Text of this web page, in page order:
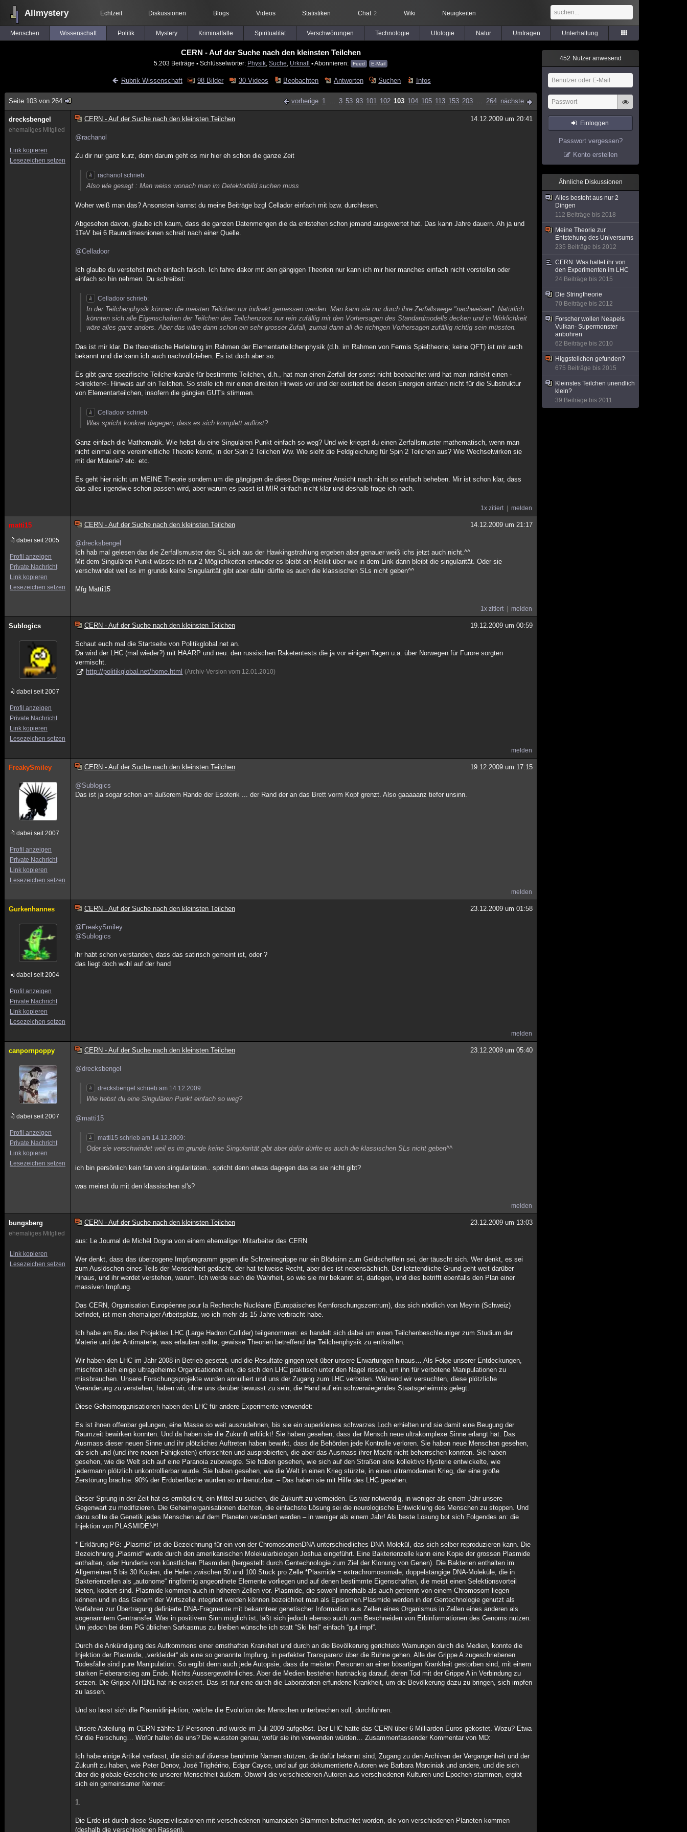
Allmystery Echtzeit Diskussionen Blogs Videos Statistiken Chat 2 Wiki Neuigkeiten
Menschen Wissenschaft Politik Mystery Kriminalfälle Spiritualität Verschwörungen Technologie Ufologie Natur Umfragen Unterhaltung
CERN - Auf der Suche nach den kleinsten Teilchen
5.203 Beiträge ▪ Schlüsselwörter: Physik Suche Urknall ▪ Abonnieren: Feed E-Mail
Rubrik Wissenschaft 98 Bilder 30 Videos Beobachten Antworten Suchen Infos
Seite 103 von 264 vorherige 1 ... 3 53 93 101 102 103 104 105 113 153 203 ... 264 nächste
drecksbengel
ehemaliges Mitglied
Link kopieren
Lesezeichen setzen
CERN - Auf der Suche nach den kleinsten Teilchen 14.12.2009 um 20:41
@rachanol
Zu dir nur ganz kurz, denn darum geht es mir hier eh schon die ganze Zeit
rachanol schrieb:
Also wie gesagt : Man weiss wonach man im Detektorbild suchen muss
Woher weiß man das? Ansonsten kannst du meine Beiträge bzgl Cellador einfach mit bzw. durchlesen.
Abgesehen davon, glaube ich kaum, dass die ganzen Datenmengen die da entstehen schon jemand ausgewertet hat. Das kann Jahre dauern. Ah ja und
1TeV bei 6 Raumdimesnionen schreit nach einer Quelle.
@Celladoor
Ich glaube du verstehst mich einfach falsch. Ich fahre dakor mit den gängigen Theorien nur kann ich mir hier manches einfach nicht vorstellen oder
einfach so hin nehmen. Du schreibst:
Celladoor schrieb:
In der Teilchenphysik können die meisten Teilchen nur indirekt gemessen werden. Man kann sie nur durch ihre Zerfallswege "nachweisen". Natürlich
könnten sich alle Eigenschaften der Teilchen des Teilchenzoos nur rein zufällig mit den Vorhersagen des Standardmodells decken und in Wirklichkeit
wäre alles ganz anders. Aber das wäre dann schon ein sehr grosser Zufall, zumal dann all die richtigen Vorhersagen zufällig richtig sein müssten.
Das ist mir klar. Die theoretische Herleitung im Rahmen der Elementarteilchenphysik (d.h. im Rahmen von Fermis Spieltheorie; keine QFT) ist mir auch
bekannt und die kann ich auch nachvollziehen. Es ist doch aber so:
Es gibt ganz spezifische Teilchenkanäle für bestimmte Teilchen, d.h., hat man einen Zerfall der sonst nicht beobachtet wird hat man indirekt einen -
>direkten<- Hinweis auf ein Teilchen. So stelle ich mir einen direkten Hinweis vor und der existiert bei diesen Energien einfach nicht für die Substruktur
von Elementarteilchen, insofern die gängien GUT's stimmen.
Celladoor schrieb:
Was spricht konkret dagegen, dass es sich komplett auflöst?
Ganz einfach die Mathematik. Wie hebst du eine Singulären Punkt einfach so weg? Und wie kriegst du einen Zerfallsmuster mathematisch, wenn man
nicht einmal eine vereinheitliche Theorie kennt, in der Spin 2 Teilchen Ww. Wie sieht die Feldgleichung für Spin 2 Teilchen aus? Wie Wechselwirken sie
mit der Materie? etc. etc.
Es geht hier nicht um MEINE Theorie sondern um die gängigen die diese Dinge meiner Ansicht nach nicht so einfach beheben. Mir ist schon klar, dass
das alles irgendwie schon passen wird, aber warum es passt ist MIR einfach nicht klar und deshalb frage ich nach.
1x zitiert melden
matti15
dabei seit 2005
Profil anzeigen
Private Nachricht
Link kopieren
Lesezeichen setzen
CERN - Auf der Suche nach den kleinsten Teilchen 14.12.2009 um 21:17
@drecksbengel
Ich hab mal gelesen das die Zerfallsmuster des SL sich aus der Hawkingstrahlung ergeben aber genauer weiß ichs jetzt auch nicht.^^
Mit dem Singulären Punkt wüsste ich nur 2 Möglichkeiten entweder es bleibt ein Relikt über wie in dem Link dann bleibt die singularität. Oder sie
verschwindet weil es im grunde keine Singularität gibt aber dafür dürfte es auch die klassischen SLs nicht geben^^
Mfg Matti15
1x zitiert melden
Sublogics
dabei seit 2007
Profil anzeigen
Private Nachricht
Link kopieren
Lesezeichen setzen
CERN - Auf der Suche nach den kleinsten Teilchen 19.12.2009 um 00:59
Schaut euch mal die Startseite von Politikglobal.net an.
Da wird der LHC (mal wieder?) mit HAARP und neu: den russischen Raketentests die ja vor einigen Tagen u.a. über Norwegen für Furore sorgten
vermischt.
http://politikglobal.net/home.html
(Archiv-Version vom 12.01.2010)
melden
FreakySmiley
dabei seit 2007
Profil anzeigen
Private Nachricht
Link kopieren
Lesezeichen setzen
CERN - Auf der Suche nach den kleinsten Teilchen 19.12.2009 um 17:15
@Sublogics
Das ist ja sogar schon am äußerem Rande der Esoterik ... der Rand der an das Brett vorm Kopf grenzt. Also gaaaaanz tiefer unsinn.
melden
Gurkenhannes
dabei seit 2004
Profil anzeigen
Private Nachricht
Link kopieren
Lesezeichen setzen
CERN - Auf der Suche nach den kleinsten Teilchen 23.12.2009 um 01:58
@FreakySmiley
@Sublogics
ihr habt schon verstanden, dass das satirisch gemeint ist, oder ?
das liegt doch wohl auf der hand
melden
canpornpoppy
dabei seit 2007
Profil anzeigen
Private Nachricht
Link kopieren
Lesezeichen setzen
CERN - Auf der Suche nach den kleinsten Teilchen 23.12.2009 um 05:40
@drecksbengel
drecksbengel schrieb am 14.12.2009:
Wie hebst du eine Singulären Punkt einfach so weg?
@matti15
matti15 schrieb am 14.12.2009:
Oder sie verschwindet weil es im grunde keine Singularität gibt aber dafür dürfte es auch die klassischen SLs nicht geben^^
ich bin persönlich kein fan von singularitäten.. spricht denn etwas dagegen das es sie nicht gibt?
was meinst du mit den klassischen sl's?
melden
bungsberg
ehemaliges Mitglied
Link kopieren
Lesezeichen setzen
CERN - Auf der Suche nach den kleinsten Teilchen 23.12.2009 um 13:03
aus: Le Journal de Michèl Dogna von einem ehemaligen Mitarbeiter des CERN
Wer denkt, dass das überzogene Impfprogramm gegen die Schweinegrippe nur ein Blödsinn zum Geldscheffeln sei, der täuscht sich. Wer denkt, es sei
zum Auslöschen eines Teils der Menschheit gedacht, der hat teilweise Recht, aber dies ist nebensächlich. Der letztendliche Grund geht weit darüber
hinaus, und ihr werdet verstehen, warum. Ich werde euch die Wahrheit, so wie sie mir bekannt ist, darlegen, und dies betrifft ebenfalls den Plan einer
massiven Impfung.
Das CERN, Organisation Européenne pour la Recherche Nucléaire (Europäisches Kernforschungszentrum), das sich nördlich von Meyrin (Schweiz)
befindet, ist mein ehemaliger Arbeitsplatz, wo ich mehr als 15 Jahre verbracht habe.
Ich habe am Bau des Projektes LHC (Large Hadron Collider) teilgenommen: es handelt sich dabei um einen Teilchenbeschleuniger zum Studium der
Materie und der Antimaterie, was erlauben sollte, gewisse Theorien betreffend der Teilchenphysik zu entkräften.
Wir haben den LHC im Jahr 2008 in Betrieb gesetzt, und die Resultate gingen weit über unsere Erwartungen hinaus… Als Folge unserer Entdeckungen,
mischten sich einige ultrageheime Organisationen ein, die sich den LHC praktisch unter den Nagel rissen, um ihn für verbotene Manipulationen zu
missbrauchen. Unsere Forschungsprojekte wurden annulliert und uns der Zugang zum LHC verboten. Während wir versuchten, diese plötzliche
Veränderung zu verstehen, haben wir, ohne uns darüber bewusst zu sein, die Hand auf ein schwerwiegendes Staatsgeheimnis gelegt.
Diese Geheimorganisationen haben den LHC für andere Experimente verwendet:
Es ist ihnen offenbar gelungen, eine Masse so weit auszudehnen, bis sie ein superkleines schwarzes Loch erhielten und sie damit eine Beugung der
Raumzeit bewirken konnten. Und da haben sie die Zukunft erblickt! Sie haben gesehen, dass der Mensch neue ultrakomplexe Sinne erlangt hat. Das
Ausmass dieser neuen Sinne und ihr plötzliches Auftreten haben bewirkt, dass die Behörden jede Kontrolle verloren. Sie haben neue Menschen gesehen,
die sich und (und ihre neuen Fähigkeiten) erforschten und ausprobierten, die aber das Ausmass ihrer Macht nicht beherrschen konnten. Sie haben
gesehen, wie die Welt sich auf eine Paranoia zubewegte. Sie haben gesehen, wie sich auf den Straßen eine kollektive Hysterie entwickelte, wie
jedermann plötzlich unkontrollierbar wurde. Sie haben gesehen, wie die Welt in einen Krieg stürzte, in einen ultramodernen Krieg, der eine große
Zerstörung brachte: 90% der Erdoberfläche würden so unbenutzbar. – Das haben sie mit Hilfe des LHC gesehen.
Dieser Sprung in der Zeit hat es ermöglicht, ein Mittel zu suchen, die Zukunft zu vermeiden. Es war notwendig, in weniger als einem Jahr unsere
Gegenwart zu modifizieren. Die Geheimorganisationen dachten, die einfachste Lösung sei die neurologische Entwicklung des Menschen zu stoppen. Und
dazu sollte die Genetik jedes Menschen auf dem Planeten verändert werden – in weniger als einem Jahr! Als beste Lösung bot sich Folgendes an: die
Injektion von PLASMIDEN*!
* Erklärung PG: „Plasmid“ ist die Bezeichnung für ein von der Chromosomen­DNA unterschiedliches DNA-Molekül, das sich selber reproduzieren kann. Die
Bezeichnung „Plasmid“ wurde durch den amerikanischen Molekularbiologen Joshua eingeführt. Eine Bakterienzelle kann eine Kopie der grossen Plasmide
enthalten, oder Hunderte von künstlichen Plasmiden (hergestellt durch Gentechnologie zum Ziel der Klonung von Genen). Die Bakterien enthalten im
Allgemeinen 5 bis 30 Kopien, die Hefen zwischen 50 und 100 Stück pro Zelle.*Plasmide = extrachromosomale, doppelstängige DNA-Moleküle, die in
Bakterienzellen als „autonome“ ringförmig angeordnete Elemente vorliegen und auf denen bestimmte Eigenschaften, die meist einen Selektionsvorteil
bieten, kodiert sind. Plasmide kommen auch in höheren Zellen vor. Plasmide, die sowohl innerhalb als auch getrennt von einem Chromosom liegen
können und in das Genom der Wirtszelle integriert werden können bezeichnet man als Episomen.Plasmide werden in der Gentechnologie genutzt als
Verfahren zur Übertragung definierte DNA-Fragmente mit bekannteer genetischer Information aus Zellen eines Organismus in Zellen eines anderen als
sogenanntem Gentransfer. Was in positivem Sinn möglich ist, läßt sich jedoch ebenso auch zum Beschneiden von Erbinformationen des Genoms nutzen.
Um jedoch bei dem PG üblichen Sarkasmus zu bleiben wünsche ich statt “Ski heil“ einfach “gut impf“.
Durch die Ankündigung des Aufkommens einer ernsthaften Krankheit und durch an die Bevölkerung gerichtete Warnungen durch die Medien, konnte die
Injektion der Plasmide, „verkleidet“ als eine so genannte Impfung, in perfekter Transparenz über die Bühne gehen. Alle der Grippe A zugeschriebenen
Todesfälle sind pure Manipulation. So ergibt denn auch jede Autopsie, dass die meisten Personen an einer bösartigen Krankheit gestorben sind, mit einem
starken Fieberanstieg am Ende. Nichts Aussergewöhnliches. Aber die Medien bestehen hartnäckig darauf, deren Tod mit der Grippe A in Verbindung zu
setzen. Die Grippe A/H1N1 hat nie existiert. Das ist nur eine durch die Laboratorien erfundene Krankheit, um die Bevölkerung dazu zu bringen, sich impfen
zu lassen.
Und so lässt sich die Plasmidinjektion, welche die Evolution des Menschen unterbrechen soll, durchführen.
Unsere Abteilung im CERN zählte 17 Personen und wurde im Juli 2009 aufgelöst. Der LHC hatte das CERN über 6 Milliarden Euros gekostet. Wozu? Etwa
für die Forschung… Wofür halten die uns? Die wussten genau, wofür sie ihn verwenden würden… Zusammenfassender Kommentar von MD:
Ich habe einige Artikel verfasst, die sich auf diverse berühmte Namen stützen, die dafür bekannt sind, Zugang zu den Archiven der Vergangenheit und der
Zukunft zu haben, wie Peter Denov, José Trighérino, Edgar Cayce, und auf gut dokumentierte Autoren wie Barbara Marciniak und andere, und die sich
über die globale Geschichte unserer Menschheit äußern. Obwohl die verschiedenen Autoren aus verschiedenen Kulturen und Epochen stammen, ergibt
sich ein gemeinsamer Nenner:
1.
Die Erde ist durch diese Superzivilisationen mit verschiedenen humanoiden Stämmen befruchtet worden, die von verschiedenen Planeten kommen
(deshalb die verschiedenen Rassen).
452 Nutzer anwesend
Einloggen
Passwort vergessen?
Konto erstellen
Ähnliche Diskussionen
Alles besteht aus nur 2
Dingen
112 Beiträge bis 2018
Meine Theorie zur
Entstehung des Universums
235 Beiträge bis 2012
CERN: Was haltet ihr von
den Experimenten im LHC
24 Beiträge bis 2015
Die Stringtheorie
70 Beiträge bis 2012
Forscher wollen Neapels
Vulkan- Supermonster
anbohren
62 Beiträge bis 2010
Higgsteilchen gefunden?
675 Beiträge bis 2015
Kleinstes Teilchen unendlich
klein?
39 Beiträge bis 2011